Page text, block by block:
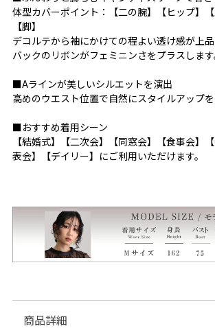
体型カバーポイント：【二の腕】【ヒップ】【
【脚】
デコルテから袖にかけての程よい透け感が上品
バックのリボンがフェミニンさをプラスします
■Aラインが美しいシルエットを演出
高めのウエスト位置で自然にスタイルアップを
■おすすめ着用シーン
【結婚式】【二次会】【同窓会】【食事会】
表会】【デイリー】にご利用いただけます。
商品詳細